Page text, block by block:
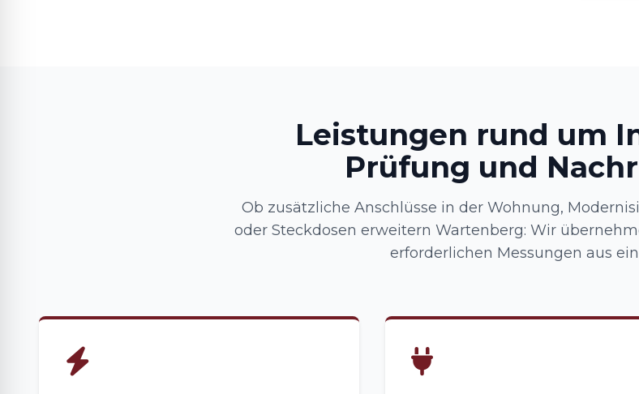
Leistungen rund um
Prüfung und
Ob zusätzliche Anschlüsse in der Wohnung,
oder Steckdosen erweitern Wartenberg: Wir
erforderlichen Messungen aus